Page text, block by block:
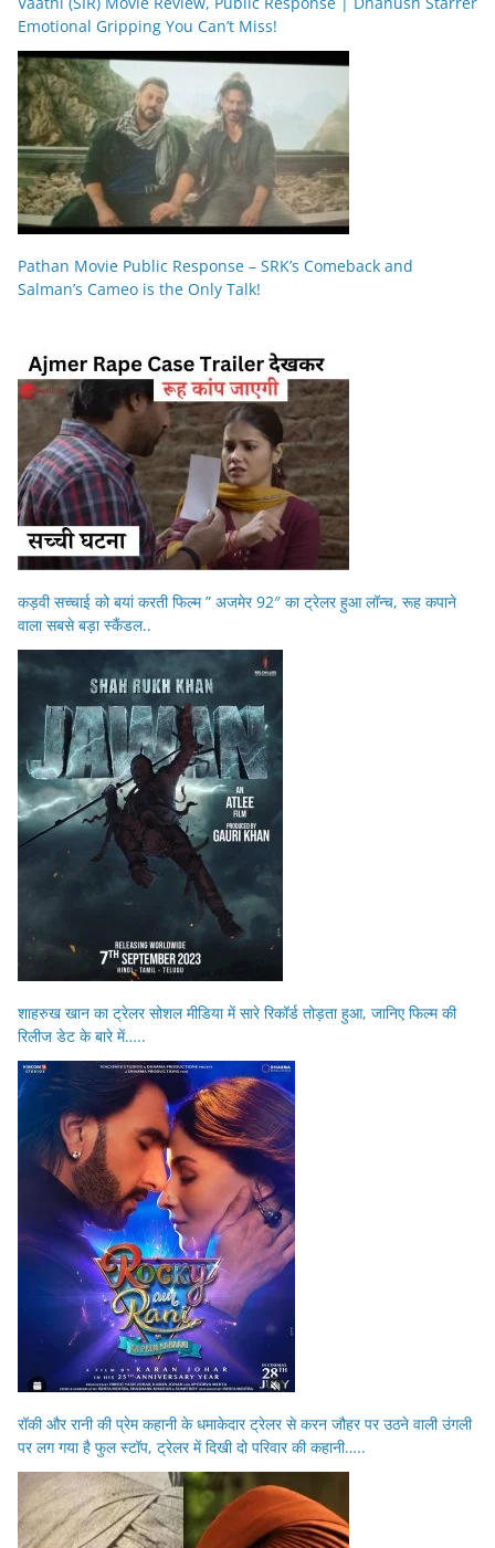
Emotional Gripping You Can’t Miss!
Pathan Movie Public Response – SRK’s Comeback and
Salman’s Cameo is the Only Talk!
कड़वी सच्चाई को बयां करती फिल्म ” अजमेर 92″ का ट्रेलर हुआ लॉन्च, रूह कपाने
वाला सबसे बड़ा स्कैंडल..
शाहरुख खान का ट्रेलर सोशल मीडिया में सारे रिकॉर्ड तोड़ता हुआ, जानिए फिल्म की
रिलीज डेट के बारे में…..
रॉकी और रानी की प्रेम कहानी के धमाकेदार ट्रेलर से करन जौहर पर उठने वाली उंगली
पर लग गया है फुल स्टॉप, ट्रेलर में दिखी दो परिवार की कहानी…..